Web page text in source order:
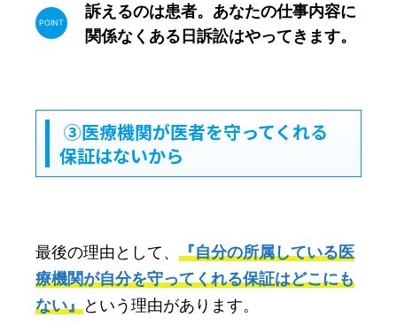
訴えるのは患者。あなたの仕事内容に
関係なくある日訴訟はやってきます。
③医療機関が医者を守ってくれる
保証はないから
最後の理由として、 『自分の所属している医
療機関が自分を守ってくれる保証はどこにも
ない』という理由があります。